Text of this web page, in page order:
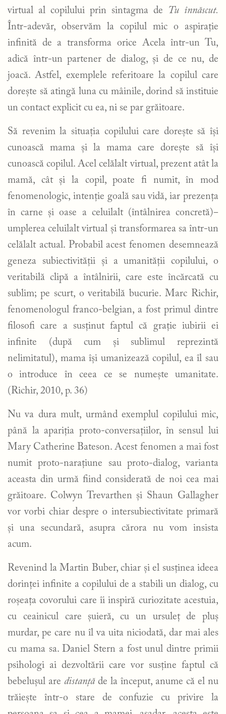
virtual al copilului prin sintagma de Tu înnăscut.
Într-adevăr, observăm la copilul mic o aspirație
infinită de a transforma orice Acela într-un Tu,
adică într-un partener de dialog, și de ce nu, de
joacă. Astfel, exemplele referitoare la copilul care
dorește să atingă luna cu mâinile, dorind să instituie
un contact explicit cu ea, ni se par grăitoare.
Să revenim la situația copilului care dorește să își
cunoască mama și la mama care dorește să își
cunoască copilul. Acel celălalt virtual, prezent atât la
mamă, cât și la copil, poate fi numit, în mod
fenomenologic, intenție goală sau vidă, iar prezența
în carne și oase a celuilalt (întâlnirea concretă)‒
umplerea celuilalt virtual și transformarea sa într-un
celălalt actual. Probabil acest fenomen desemnează
geneza subiectivității și a umanității copilului, o
veritabilă clipă a întâlnirii, care este încărcată cu
sublim; pe scurt, o veritabilă bucurie. Marc Richir,
fenomenologul franco-belgian, a fost primul dintre
filosofi care a susținut faptul că grație iubirii ei
infinite (după cum și sublimul reprezintă
nelimitatul), mama își umanizează copilul, ea îl sau
o introduce în ceea ce se numește umanitate.
(Richir, 2010, p. 36)
Nu va dura mult, urmând exemplul copilului mic,
până la apariția proto-conversațiilor, în sensul lui
Mary Catherine Bateson. Acest fenomen a mai fost
numit proto-narațiune sau proto-dialog, varianta
aceasta din urmă fiind considerată de noi cea mai
grăitoare. Colwyn Trevarthen și Shaun Gallagher
vor vorbi chiar despre o intersubiectivitate primară
și una secundară, asupra cărora nu vom insista
acum.
Revenind la Martin Buber, chiar și el susținea ideea
dorinței infinite a copilului de a stabili un dialog, cu
roșeața covorului care îi inspiră curiozitate acestuia,
cu ceainicul care șuieră, cu un ursuleț de pluș
murdar, pe care nu îl va uita niciodată, dar mai ales
cu mama sa. Daniel Stern a fost unul dintre primii
psihologi ai dezvoltării care vor susține faptul că
bebelușul are distanță de la început, anume că el nu
trăiește într-o stare de confuzie cu privire la